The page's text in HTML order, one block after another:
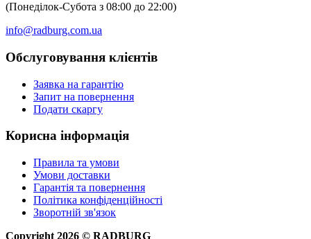
(Понеділок-Субота з 08:00 до 22:00)
info@radburg.com.ua
Обслуговування клієнтів
Заявка на гарантію
Запит на повернення
Подати скаргу
Корисна інформація
Правила та умови
Умови доставки
Гарантія та повернення
Політика конфіденційності
Зворотній зв'язок
Copyright 2026 © RADBURG